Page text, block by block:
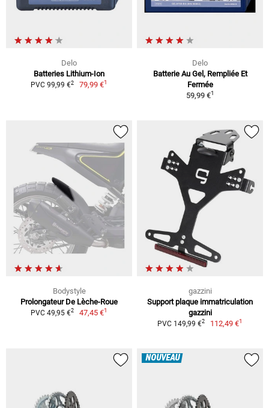
Delo
Batteries Lithium-Ion
PVC 99,99 €2 79,99 €1
Delo
Batterie Au Gel, Rempliée Et
Fermée
59,99 €1
Bodystyle
Prolongateur De Lèche-Roue
PVC 49,95 €2 47,45 €1
gazzini
Support plaque immatriculation
gazzini
PVC 149,99 €2 112,49 €1
NOUVEAU